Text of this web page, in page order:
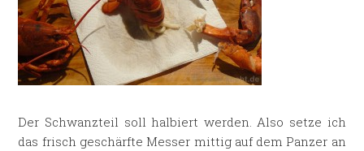
Der Schwanzteil soll halbiert werden. Also setze ich
das frisch geschärfte Messer mittig auf dem Panzer an